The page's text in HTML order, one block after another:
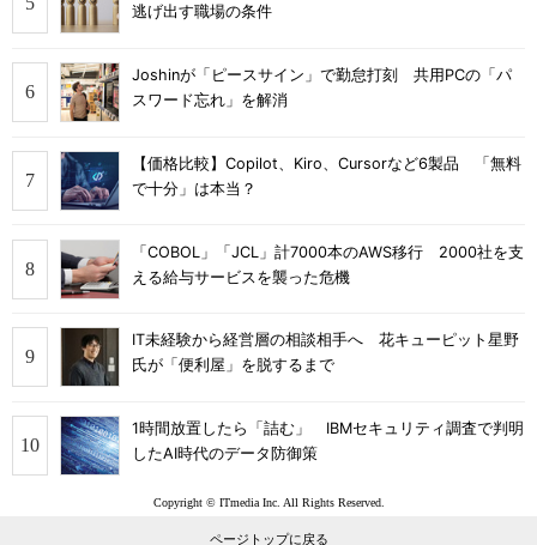
逃げ出す職場の条件
Joshinが「ピースサイン」で勤怠打刻 共用PCの「パ
スワード忘れ」を解消
【価格比較】Copilot、Kiro、Cursorなど6製品 「無料
で十分」は本当？
「COBOL」「JCL」計7000本のAWS移行 2000社を支
える給与サービスを襲った危機
IT未経験から経営層の相談相手へ 花キューピット星野
氏が「便利屋」を脱するまで
1時間放置したら「詰む」 IBMセキュリティ調査で判明
したAI時代のデータ防御策
Copyright © ITmedia Inc. All Rights Reserved.
ページトップに戻る